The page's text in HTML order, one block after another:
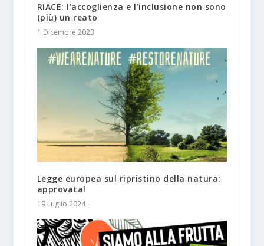
RIACE: l’accoglienza e l’inclusione non sono
(più) un reato
1 Dicembre 2023
Legge europea sul ripristino della natura:
approvata!
19 Luglio 2024